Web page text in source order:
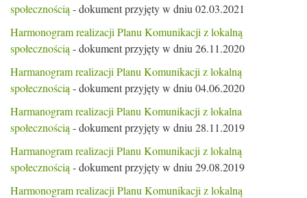
społecznością- dokument przyjęty w dniu 02.03.2021
Harmonogram realizacji Planu Komunikacji z lokalną
społecznością- dokument przyjęty w dniu 26.11.2020
Harmanogram realizacji Planu Komunikacji z lokalną
społecznością- dokument przyjęty w dniu 04.06.2020
Harmanogram realizacji Planu Komunikacji z lokalna
społecznością- dokument przyjęty w dniu 28.11.2019
Harmanogram realizacji Planu Komunikacji z lokalną
społecznością- dokument przyjęty w dniu 29.08.2019
Harmonogram realizacji Planu Komunikacji z lokalną